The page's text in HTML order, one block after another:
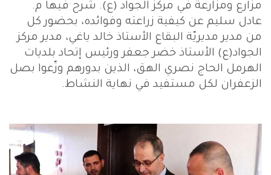
مزارع ومزارعة في مركز الجواد (ع). شرح فيها م.
عادل سليم عن كيفية زراعته وفوائده، بحضور كل
من مدير مديريّة البقاع الأستاذ خالد ياغي، مدير مركز
الجواد(ع) الأستاذ خضر جعفر ورئيس إتحاد بلديات
الهرمل الحاج نصري الهق، الذين بدورهم وزّعوا بصل
الزعفران لكل مستفيد في نهاية النشاط.